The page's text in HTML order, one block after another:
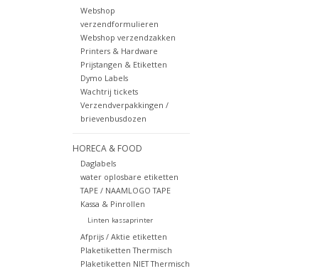
Webshop
verzendformulieren
Webshop verzendzakken
Printers & Hardware
Prijstangen & Etiketten
Dymo Labels
Wachtrij tickets
Verzendverpakkingen /
brievenbusdozen
HORECA & FOOD
Daglabels
water oplosbare etiketten
TAPE / NAAMLOGO TAPE
Kassa & Pinrollen
Linten kassaprinter
Afprijs / Aktie etiketten
Plaketiketten Thermisch
Plaketiketten NIET Thermisch